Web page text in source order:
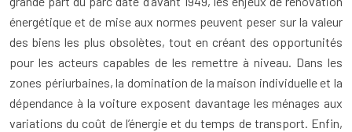
énergétique et de mise aux normes peuvent peser sur la valeur
des biens les plus obsolètes, tout en créant des opportunités
pour les acteurs capables de les remettre à niveau. Dans les
zones périurbaines, la domination de la maison individuelle et la
dépendance à la voiture exposent davantage les ménages aux
variations du coût de l’énergie et du temps de transport. Enfin,